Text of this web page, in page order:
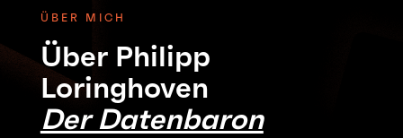
ÜBER MICH
Über Philipp
Loringhoven
Der Datenbaron